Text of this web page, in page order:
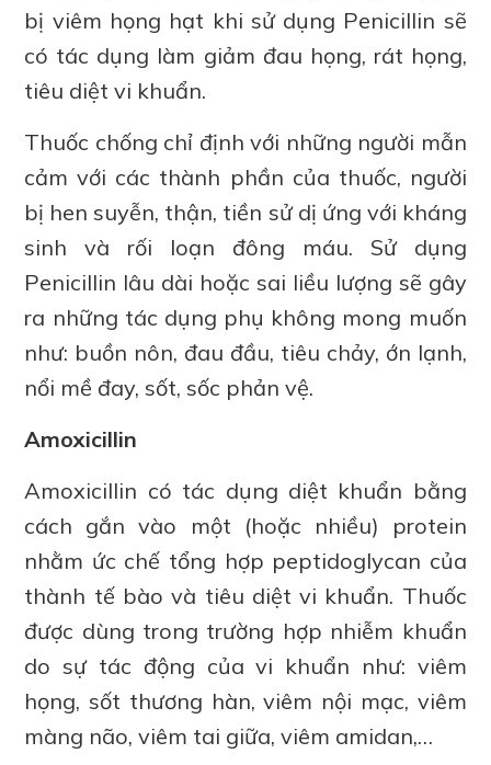
bị viêm họng hạt khi sử dụng Penicillin sẽ
có tác dụng làm giảm đau họng, rát họng,
tiêu diệt vi khuẩn.
Thuốc chống chỉ định với những người mẫn
cảm với các thành phần của thuốc, người
bị hen suyễn, thận, tiền sử dị ứng với kháng
sinh và rối loạn đông máu. Sử dụng
Penicillin lâu dài hoặc sai liều lượng sẽ gây
ra những tác dụng phụ không mong muốn
như: buồn nôn, đau đầu, tiêu chảy, ớn lạnh,
nổi mề đay, sốt, sốc phản vệ.
Amoxicillin
Amoxicillin có tác dụng diệt khuẩn bằng
cách gắn vào một (hoặc nhiều) protein
nhằm ức chế tổng hợp peptidoglycan của
thành tế bào và tiêu diệt vi khuẩn. Thuốc
được dùng trong trường hợp nhiễm khuẩn
do sự tác động của vi khuẩn như: viêm
họng, sốt thương hàn, viêm nội mạc, viêm
màng não, viêm tai giữa, viêm amidan,…